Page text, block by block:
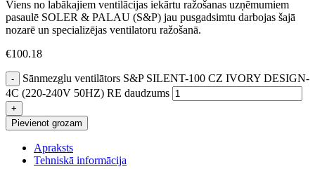
Viens no labākajiem ventilācijas iekārtu ražošanas uzņēmumiem
pasaulē SOLER & PALAU (S&P) jau pusgadsimtu darbojas šajā
nozarē un specializējas ventilatoru ražošanā.
€100.18
Sānmezglu ventilātors S&P SILENT-100 CZ IVORY DESIGN-
4C (220-240V 50HZ) RE daudzums
Pievienot grozam
Apraksts
Tehniskā informācija